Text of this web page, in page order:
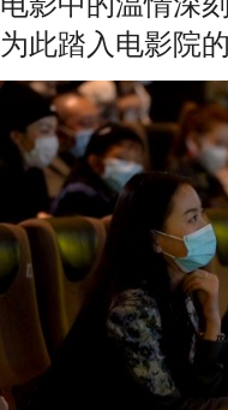
为此踏入电影院的